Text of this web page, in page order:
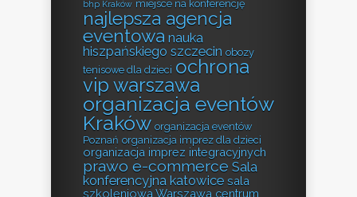
bhp Kraków miejsce na konferencję
najlepsza agencja
eventowa nauka
hiszpańskiego szczecin obozy
tenisowe dla dzieci ochrona
vip warszawa
organizacja eventów
Kraków organizacja eventów
Poznań organizacja imprez dla dzieci
organizacja imprez integracyjnych
prawo e-commerce Sala
konferencyjna katowice sala
szkoleniowa Warszawa centrum